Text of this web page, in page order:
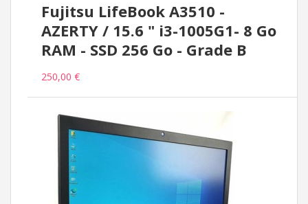
Fujitsu LifeBook A3510 -
AZERTY / 15.6 " i3-1005G1- 8 Go
RAM - SSD 256 Go - Grade B
250,00 €